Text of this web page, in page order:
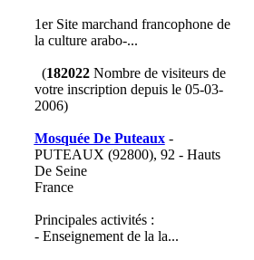
1er Site marchand francophone de
la culture arabo-...
(182022Nombre de visiteurs de
votre inscription depuis le 05-03-
2006)
Mosquée De Puteaux-
PUTEAUX (92800), 92 - Hauts
De Seine
France
Principales activités :
- Enseignement de la la...